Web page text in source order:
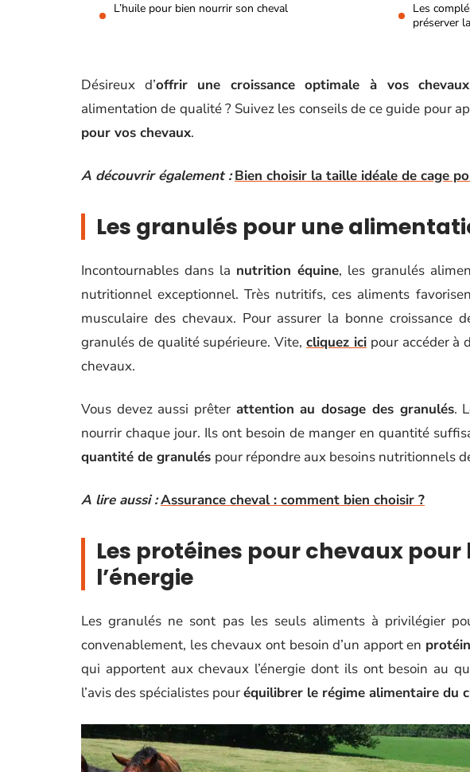
L’huile pour bien nourrir son cheval
Les
préserver
Désireux d’offrir une croissance optimale à vos chevaux
alimentation de qualité ? Suivez les conseils de ce guide pour
pour vos chevaux.
A découvrir également : Bien choisir la taille idéale de cage
Les granulés pour une
Incontournables dans la nutrition équine, les granulés
nutritionnel exceptionnel. Très nutritifs, ces aliments
musculaire des chevaux. Pour assurer la bonne croissance
granulés de qualité supérieure. Vite,cliquez icipour accéder à
chevaux.
Vous devez aussi prêter attention au dosage des granulés.
nourrir chaque jour. Ils ont besoin de manger en quantité
quantité de granulés pour répondre aux besoins nutritionnels
A lire aussi :Assurance cheval : comment bien choisir ?
Les protéines pour chevaux pour
l’énergie
Les granulés ne sont pas les seuls aliments à privilégier
convenablement, les chevaux ont besoin d’un apport en
qui apportent aux chevaux l’énergie dont ils ont besoin au
l’avis des spécialistes pouréquilibrer le régime alimentaire du